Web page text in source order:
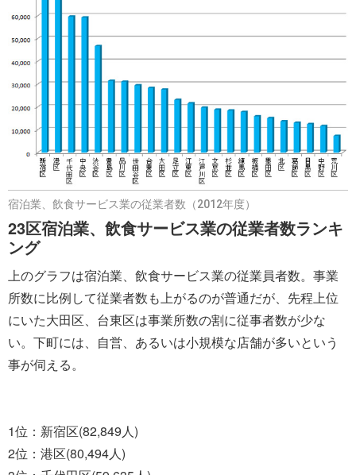
宿泊業、飲食サービス業の従業者数（2012年度）
23区宿泊業、飲食サービス業の従業者数ランキ
ング
上のグラフは宿泊業、飲食サービス業の従業員者数。事業
所数に比例して従業者数も上がるのが普通だが、先程上位
にいた大田区、台東区は事業所数の割に従事者数が少な
い。下町には、自営、あるいは小規模な店舗が多いという
事が伺える。
1位：新宿区(82,849人)
2位：港区(80,494人)